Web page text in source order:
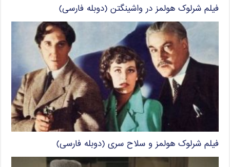
فیلم شرلوک هولمز در واشینگتن (دوبله فارسی)
فیلم شرلوک هولمز و سلاح سری (دوبله فارسی)